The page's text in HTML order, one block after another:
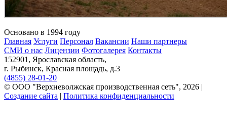
Основано в 1994 году
Главная Услуги Персонал Вакансии Наши партнеры
СМИ о нас Лицензии Фотогалерея Контакты
152901, Ярославская область,
г. Рыбинск, Красная площадь, д.3
(4855) 28-01-20
© ООО "Верхневолжская производственная сеть", 2026 |
Создание сайта | Политика конфиденциальности